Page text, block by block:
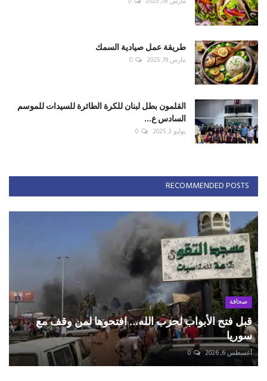
طريقة عمل صيادية السمك
مارس 19, 2025 0
القلمون بطل لبنان للكرة الطائرة للسيدات للموسم
السادس ع...
يوليو 3, 2025 0
RECOMMENDED POSTS
صحافة
قبل فتح الأبواب لحزب الله... افتحوها لمن وقف مع
سوريا
أغسطس 6, 2026 0